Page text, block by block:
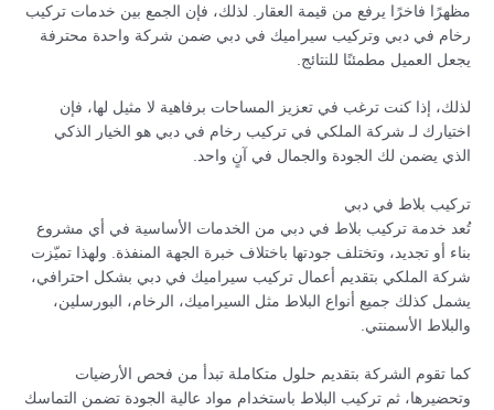
مظهرًا فاخرًا يرفع من قيمة العقار. لذلك، فإن الجمع بين خدمات تركيب
رخام في دبي وتركيب سيراميك في دبي ضمن شركة واحدة محترفة
يجعل العميل مطمئنًا للنتائج.
لذلك، إذا كنت ترغب في تعزيز المساحات برفاهية لا مثيل لها، فإن
اختيارك لـ شركة الملكي في تركيب رخام في دبي هو الخيار الذكي
الذي يضمن لك الجودة والجمال في آنٍ واحد.
تركيب بلاط في دبي
تُعد خدمة تركيب بلاط في دبي من الخدمات الأساسية في أي مشروع
بناء أو تجديد، وتختلف جودتها باختلاف خبرة الجهة المنفذة. ولهذا تميّزت
شركة الملكي بتقديم أعمال تركيب سيراميك في دبي بشكل احترافي،
يشمل كذلك جميع أنواع البلاط مثل السيراميك، الرخام، البورسلين،
والبلاط الأسمنتي.
كما تقوم الشركة بتقديم حلول متكاملة تبدأ من فحص الأرضيات
وتحضيرها، ثم تركيب البلاط باستخدام مواد عالية الجودة تضمن التماسك